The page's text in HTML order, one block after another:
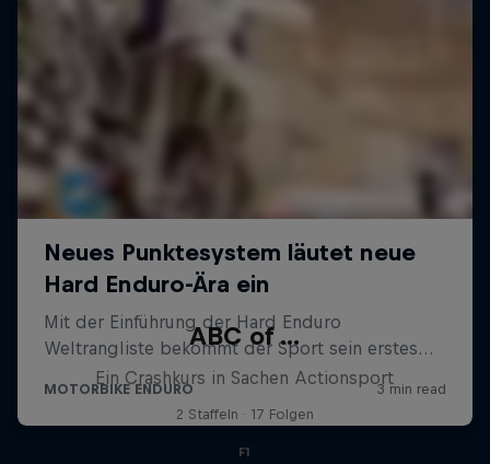
ABC of ...
Ein Crashkurs in Sachen Actionsport
2 Staffeln · 17 Folgen
F1